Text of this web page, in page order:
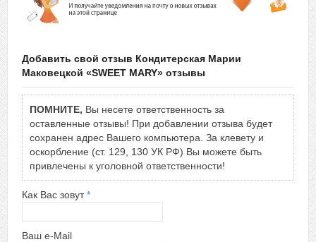
Добавить свой отзыв Кондитерская Марии
Маковецкой «SWEET MARY» отзывы
ПОМНИТЕ, Вы несете ответственность за
оставленные отзывы! При добавлении отзыва будет
сохранен адрес Вашего компьютера. За клевету и
оскорбление (ст. 129, 130 УК РФ) Вы можете быть
привлечены к уголовной ответственности!
Как Вас зовут*
Ваш e-Mail